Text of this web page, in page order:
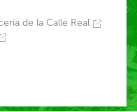
de la Calle Real